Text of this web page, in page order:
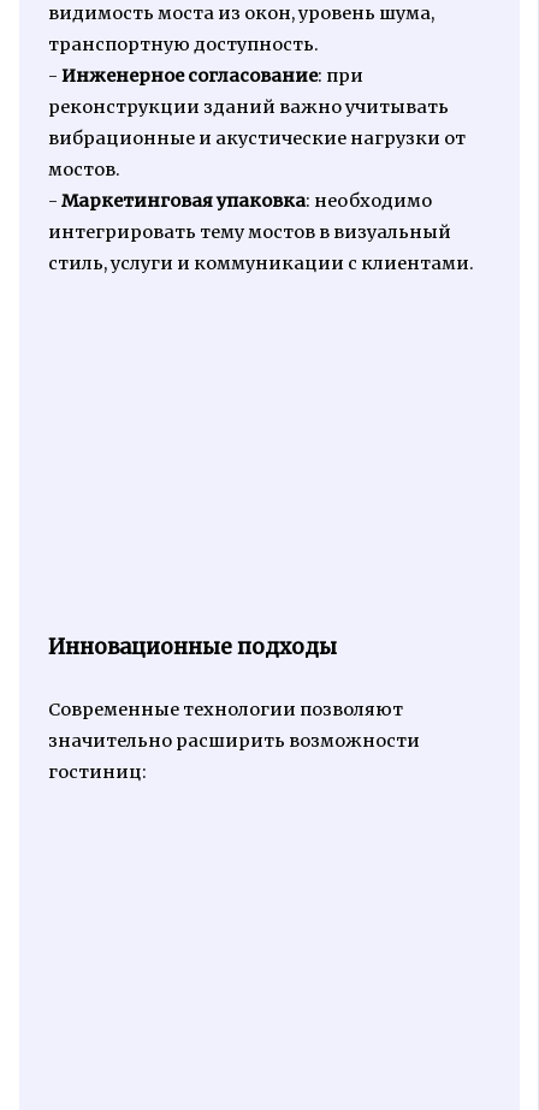
видимость моста из окон, уровень шума,
транспортную доступность.
- Инженерное согласование: при
реконструкции зданий важно учитывать
вибрационные и акустические нагрузки от
мостов.
- Маркетинговая упаковка: необходимо
интегрировать тему мостов в визуальный
стиль, услуги и коммуникации с клиентами.
Инновационные подходы
Современные технологии позволяют
значительно расширить возможности
гостиниц: